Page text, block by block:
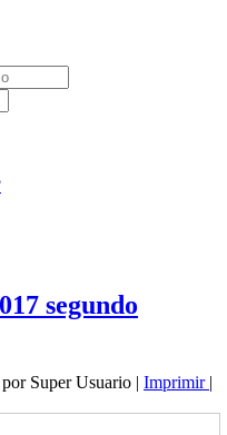
segundo
Super Usuario | Imprimir |